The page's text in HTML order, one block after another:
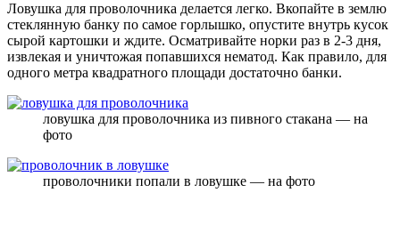
Ловушка для проволочника делается легко. Вкопайте в землю
стеклянную банку по самое горлышко, опустите внутрь кусок
сырой картошки и ждите. Осматривайте норки раз в 2-3 дня,
извлекая и уничтожая попавшихся нематод. Как правило, для
одного метра квадратного площади достаточно банки.
ловушка для проволочника из пивного стакана — на
фото
проволочники попали в ловушке — на фото